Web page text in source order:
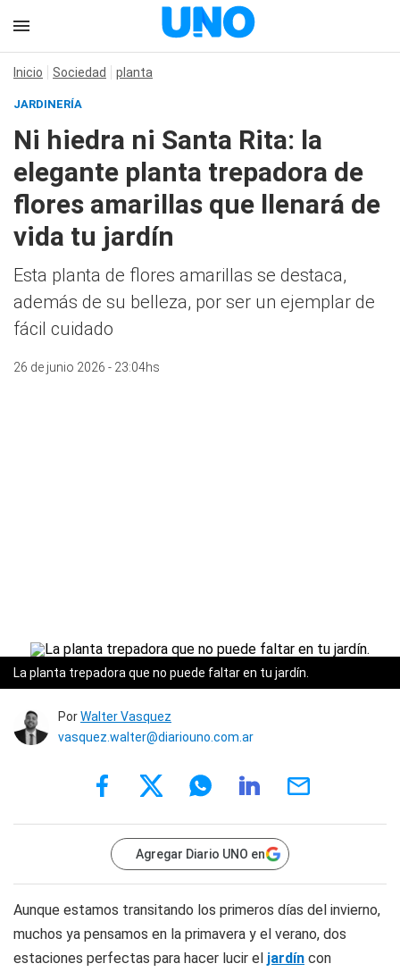
Inicio Sociedad planta
JARDINERÍA
Ni hiedra ni Santa Rita: la
elegante planta trepadora de
flores amarillas que llenará de
vida tu jardín
Esta planta de flores amarillas se destaca,
además de su belleza, por ser un ejemplar de
fácil cuidado
26 de junio 2026 - 23:04hs
La planta trepadora que no puede faltar en tu jardín.
PorWalter Vasquez
vasquez.walter@diariouno.com.ar
Agregar Diario UNO en
Aunque estamos transitando los primeros días del invierno,
muchos ya pensamos en la primavera y el verano, dos
estaciones perfectas para hacer lucir el jardín con